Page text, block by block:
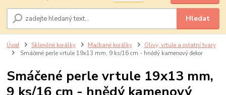
Hledat
Úvod Skleněné korálky Mačkané korálky
Olivy, vrtule a ostatní tvary
Smáčené perle vrtule 19x13 mm, 9 ks/16 cm - hnědý kamenový dekor
Smáčené perle vrtule 19x13 mm,